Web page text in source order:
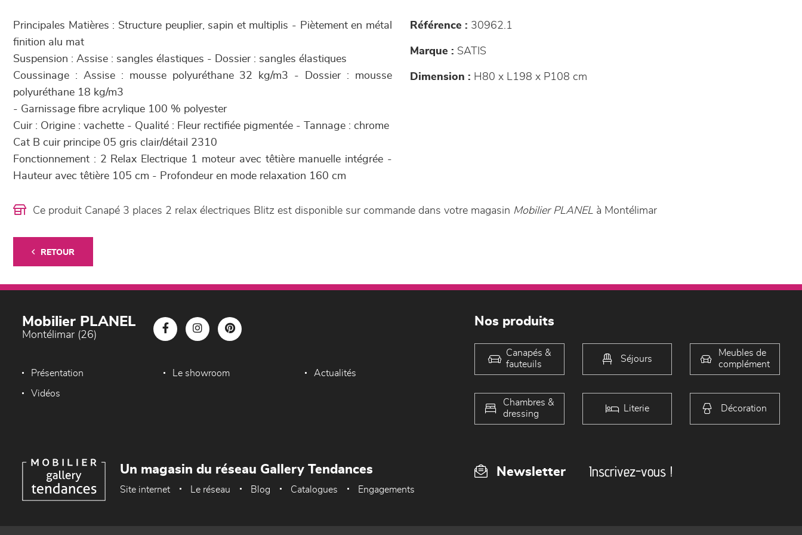
Principales Matières : Structure peuplier, sapin et multiplis - Piètement en métal
finition alu mat
Suspension : Assise : sangles élastiques - Dossier : sangles élastiques
Coussinage : Assise : mousse polyuréthane 32 kg/m3 - Dossier : mousse
polyuréthane 18 kg/m3
- Garnissage fibre acrylique 100 % polyester
Cuir : Origine : vachette - Qualité : Fleur rectifiée pigmentée - Tannage : chrome
Cat B cuir principe 05 gris clair/détail 2310
Fonctionnement : 2 Relax Electrique 1 moteur avec têtière manuelle intégrée -
Hauteur avec têtière 105 cm - Profondeur en mode relaxation 160 cm
Référence : 30962.1
Marque : SATIS
Dimension : H80 x L198 x P108 cm
Ce produit Canapé 3 places 2 relax électriques Blitz est disponible sur commande dans votre magasin Mobilier PLANEL à Montélimar
RETOUR
Mobilier PLANEL
Montélimar (26)
Présentation Le showroom Actualités
Vidéos
Nos produits
Canapés &
fauteuils
Séjours
Meubles de
complément
Chambres &
dressing
Literie Décoration
Newsletter Inscrivez-vous !
Un magasin du réseau Gallery Tendances
Site internet Le réseau Blog Catalogues Engagements